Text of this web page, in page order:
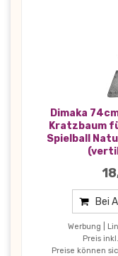
Dimaka
Kratzbaum
Spielball
Bei
Werbung |
Preis
Preise können